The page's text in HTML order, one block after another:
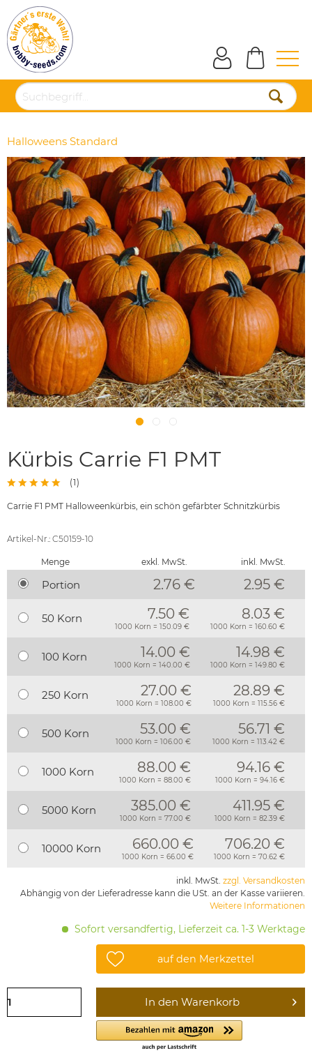
Halloweens Standard
Kürbis Carrie F1 PMT
(1)
Carrie F1 PMT Halloweenkürbis, ein schön gefärbter Schnitzkürbis
Artikel-Nr.: C50159-10
Menge exkl. MwSt. inkl. MwSt.
Portion 2.76 € 2.95 €
50 Korn 7.50 €
1000 Korn = 150.09 €
8.03 €
1000 Korn = 160.60 €
100 Korn 14.00 €
1000 Korn = 140.00 €
14.98 €
1000 Korn = 149.80 €
250 Korn 27.00 €
1000 Korn = 108.00 €
28.89 €
1000 Korn = 115.56 €
500 Korn 53.00 €
1000 Korn = 106.00 €
56.71 €
1000 Korn = 113.42 €
1000 Korn 88.00 €
1000 Korn = 88.00 €
94.16 €
1000 Korn = 94.16 €
5000 Korn 385.00 €
1000 Korn = 77.00 €
411.95 €
1000 Korn = 82.39 €
10000 Korn 660.00 €
1000 Korn = 66.00 €
706.20 €
1000 Korn = 70.62 €
inkl. MwSt. zzgl. Versandkosten
Abhängig von der Lieferadresse kann die USt. an der Kasse variieren.
Weitere Informationen
Sofort versandfertig, Lieferzeit ca. 1-3 Werktage
auf den Merkzettel
In den Warenkorb